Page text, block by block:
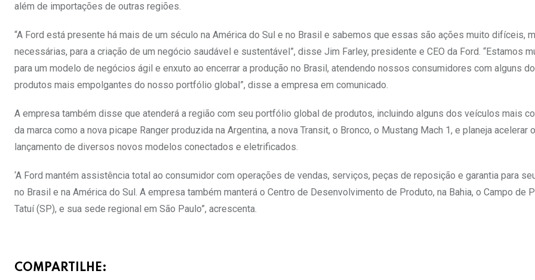
além de importações de outras regiões.
“A Ford está presente há mais de um século na América do Sul e no Brasil e sabemos que essas são ações muito difíceis,
necessárias, para a criação de um negócio saudável e sustentável”, disse Jim Farley, presidente e CEO da Ford. “Estamos
para um modelo de negócios ágil e enxuto ao encerrar a produção no Brasil, atendendo nossos consumidores com alguns
produtos mais empolgantes do nosso portfólio global”, disse a empresa em comunicado.
A empresa também disse que atenderá a região com seu portfólio global de produtos, incluindo alguns dos veículos mais
da marca como a nova picape Ranger produzida na Argentina, a nova Transit, o Bronco, o Mustang Mach 1, e planeja acelerar o
lançamento de diversos novos modelos conectados e eletrificados.
‘A Ford mantém assistência total ao consumidor com operações de vendas, serviços, peças de reposição e garantia para
no Brasil e na América do Sul. A empresa também manterá o Centro de Desenvolvimento de Produto, na Bahia, o Campo de
Tatuí (SP), e sua sede regional em São Paulo”, acrescenta.
COMPARTILHE: